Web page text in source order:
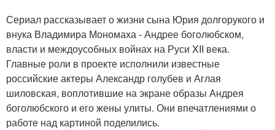
Сериал рассказывает о жизни сына Юрия долгорукого и
внука Владимира Мономаха - Андрее боголюбском,
власти и междоусобных войнах на Руси XII века.
Главные роли в проекте исполнили известные
российские актеры Александр голубев и Аглая
шиловская, воплотившие на экране образы Андрея
боголюбского и его жены улиты. Они впечатлениями о
работе над картиной поделились.